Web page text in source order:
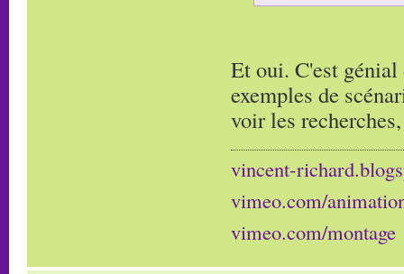
Et oui. C'est génial
exemples de
voir les
vincent-
vimeo.com/
vimeo.com/montage